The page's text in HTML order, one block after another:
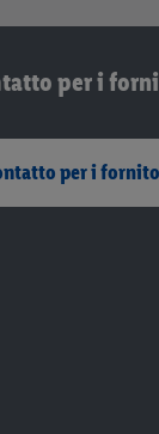
per i
per i